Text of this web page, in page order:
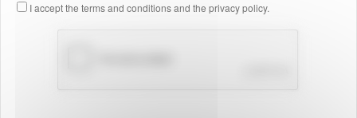
I accept the terms and conditions and the privacy policy.